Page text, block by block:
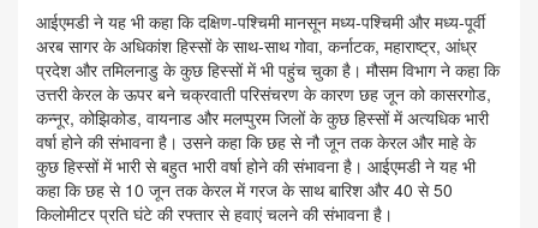
आईएमडी ने यह भी कहा कि दक्षिण-पश्चिमी मानसून मध्य-पश्चिमी और मध्य-पूर्वी
अरब सागर के अधिकांश हिस्सों के साथ-साथ गोवा, कर्नाटक, महाराष्ट्र, आंध्र
प्रदेश और तमिलनाडु के कुछ हिस्सों में भी पहुंच चुका है। मौसम विभाग ने कहा कि
उत्तरी केरल के ऊपर बने चक्रवाती परिसंचरण के कारण छह जून को कासरगोड,
कन्नूर, कोझिकोड, वायनाड और मलप्पुरम जिलों के कुछ हिस्सों में अत्यधिक भारी
वर्षा होने की संभावना है। उसने कहा कि छह से नौ जून तक केरल और माहे के
कुछ हिस्सों में भारी से बहुत भारी वर्षा होने की संभावना है। आईएमडी ने यह भी
कहा कि छह से 10 जून तक केरल में गरज के साथ बारिश और 40 से 50
किलोमीटर प्रति घंटे की रफ्तार से हवाएं चलने की संभावना है।